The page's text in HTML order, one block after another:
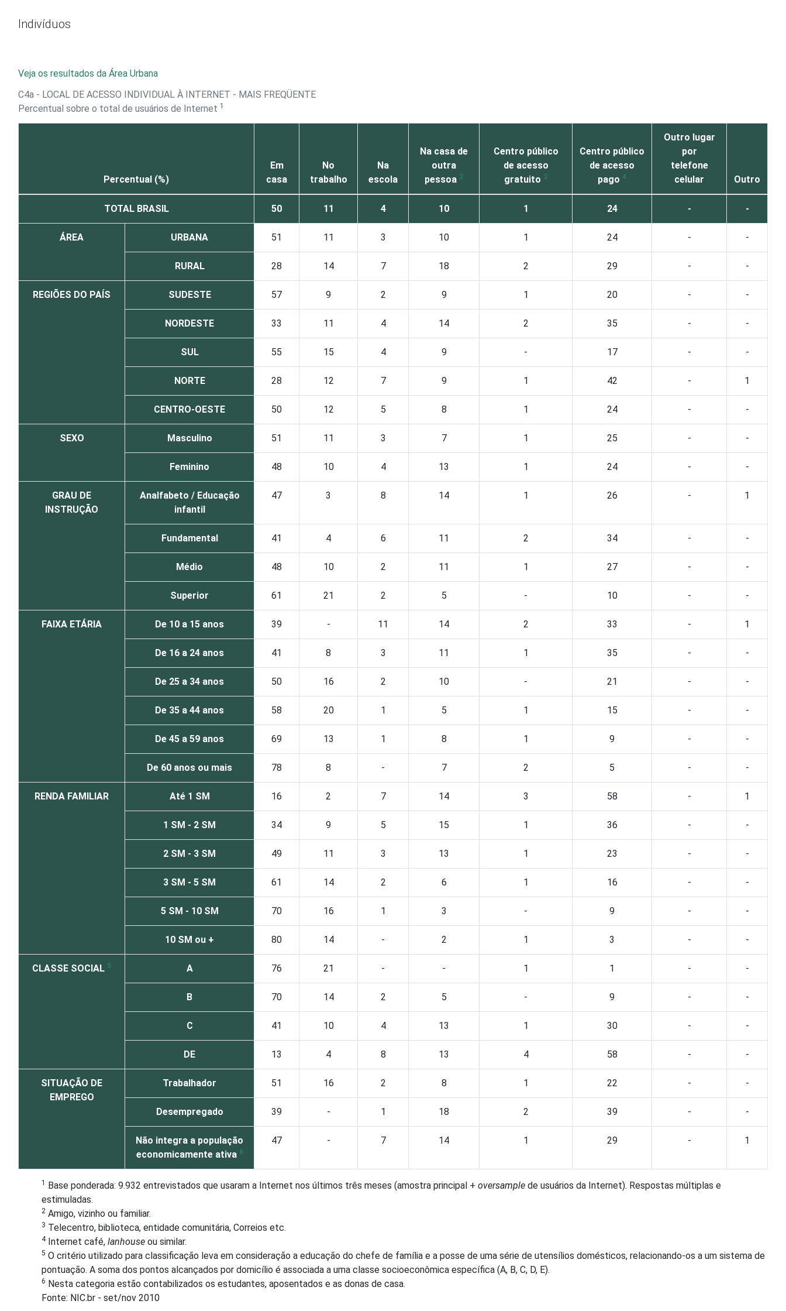
Indivíduos
Veja os resultados da Área Urbana
C4a - LOCAL DE ACESSO INDIVIDUAL À INTERNET - MAIS FREQÜENTE
Percentual sobre o total de usuários de Internet 1
Percentual (%)
Em
casa
No
trabalho
Na
escola
Na casa de
outra
pessoa 2
Centro público
de acesso
gratuito 3
Centro público
de acesso
pago 4
Outro lugar
por
telefone
celular
Outro
TOTAL BRASIL 50 11 4 10 1 24 - -
ÁREA URBANA 51 11 3 10 1 24 - -
RURAL 28 14 7 18 2 29 - -
REGIÕES DO PAÍS SUDESTE 57 9 2 9 1 20 - -
NORDESTE 33 11 4 14 2 35 - -
SUL 55 15 4 9 - 17 - -
NORTE 28 12 7 9 1 42 - 1
CENTRO-OESTE 50 12 5 8 1 24 - -
SEXO Masculino 51 11 3 7 1 25 - -
Feminino 48 10 4 13 1 24 - -
GRAU DE
INSTRUÇÃO
Analfabeto / Educação
infantil
47 3 8 14 1 26 - 1
Fundamental 41 4 6 11 2 34 - -
Médio 48 10 2 11 1 27 - -
Superior 61 21 2 5 - 10 - -
FAIXA ETÁRIA De 10 a 15 anos 39 - 11 14 2 33 - 1
De 16 a 24 anos 41 8 3 11 1 35 - -
De 25 a 34 anos 50 16 2 10 - 21 - -
De 35 a 44 anos 58 20 1 5 1 15 - -
De 45 a 59 anos 69 13 1 8 1 9 - -
De 60 anos ou mais 78 8 - 7 2 5 - -
RENDA FAMILIAR Até 1 SM 16 2 7 14 3 58 - 1
1 SM - 2 SM 34 9 5 15 1 36 - -
2 SM - 3 SM 49 11 3 13 1 23 - -
3 SM - 5 SM 61 14 2 6 1 16 - -
5 SM - 10 SM 70 16 1 3 - 9 - -
10 SM ou + 80 14 - 2 1 3 - -
CLASSE SOCIAL 5 A 76 21 - - 1 1 - -
B 70 14 2 5 - 9 - -
C 41 10 4 13 1 30 - -
DE 13 4 8 13 4 58 - -
SITUAÇÃO DE
EMPREGO
Trabalhador 51 16 2 8 1 22 - -
Desempregado 39 - 1 18 2 39 - -
Não integra a população
economicamente ativa 6
47 - 7 14 1 29 - 1
1 Base ponderada: 9.932 entrevistados que usaram a Internet nos últimos três meses (amostra principal + oversample de usuários da Internet). Respostas múltiplas e
estimuladas.
2 Amigo, vizinho ou familiar.
3 Telecentro, biblioteca, entidade comunitária, Correios etc.
4Internet café, lanhouse ou similar.
5 O critério utilizado para classificação leva em consideração a educação do chefe de família e a posse de uma série de utensílios domésticos, relacionando-os a um sistema de
pontuação. A soma dos pontos alcançados por domicílio é associada a uma classe socioeconômica específica (A, B, C, D, E).
6 Nesta categoria estão contabilizados os estudantes, aposentados e as donas de casa.
Fonte: NIC.br - set/nov 2010